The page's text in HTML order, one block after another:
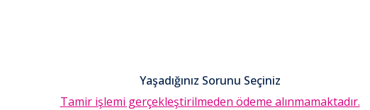
Yaşadığınız Sorunu Seçiniz
Tamir işlemi gerçekleştirilmeden ödeme alınmamaktadır.